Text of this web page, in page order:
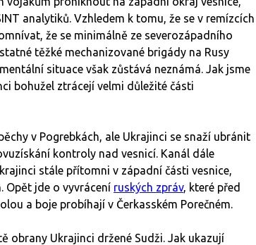
analytiků. Vzhledem k tomu, že se v remízcích
že se minimálně ze severozápadního
těžké mechanizované brigády na Rusy
situace však zůstává neznámá. Jak jsme
bohužel ztrácejí velmi důležité části
v Pogrebkách, ale Ukrajinci se snaží ubránit
kontroly nad vesnicí. Kanál dále
stále přítomni v západní části vesnice,
Opět jde o vyvrácení ruských zpráv, které před
a boje probíhají v Čerkasském Porečném.
obrany Ukrajinci držené Sudži. Jak ukazují